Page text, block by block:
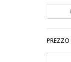
PREZZO